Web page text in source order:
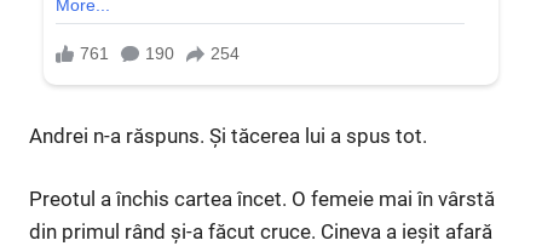
Andrei n-a răspuns. Și tăcerea lui a spus tot.
Preotul a închis cartea încet. O femeie mai în vârstă
din primul rând și-a făcut cruce. Cineva a ieșit afară